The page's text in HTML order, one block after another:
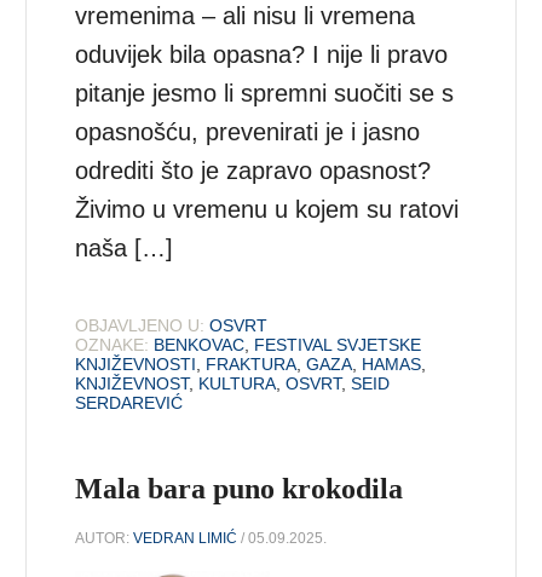
vremenima – ali nisu li vremena
oduvijek bila opasna? I nije li pravo
pitanje jesmo li spremni suočiti se s
opasnošću, prevenirati je i jasno
odrediti što je zapravo opasnost?
Živimo u vremenu u kojem su ratovi
naša […]
OBJAVLJENO U: OSVRT
OZNAKE: BENKOVAC FESTIVAL SVJETSKE
KNJIŽEVNOSTI
FRAKTURA ,GAZA HAMAS
KNJIŽEVNOST, KULTURA ,OSVRT,SEID
SERDAREVIĆ
Mala bara puno krokodila
AUTOR:VEDRAN LIMIĆ / 05.09.2025.